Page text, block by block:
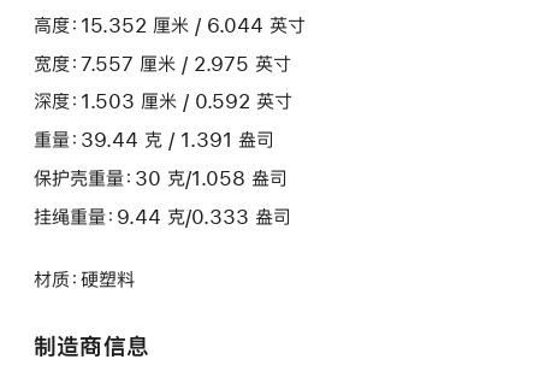
高度：15.352 厘米 / 6.044 英寸
宽度：7.557 厘米 / 2.975 英寸
深度：1.503 厘米 / 0.592 英寸
重量：39.44 克 / 1.391 盎司
保护壳重量：30 克/1.058 盎司
挂绳重量：9.44 克/0.333 盎司
材质：硬塑料
制造商信息